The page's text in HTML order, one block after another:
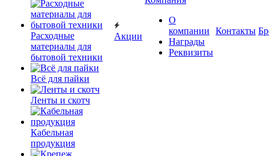
Расходные
материалы для
бытовой техники
Всё для пайки
Ленты и скотч
Кабельная
продукция
Акции
О
компании
Награды
Реквизиты
Контакты